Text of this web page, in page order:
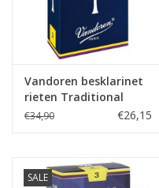
Vandoren besklarinet
rieten Traditional
€34,90 €26,15
SALE